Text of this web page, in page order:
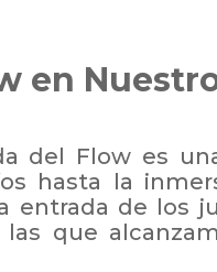
en
del Flow es
hasta la
entrada de los
que